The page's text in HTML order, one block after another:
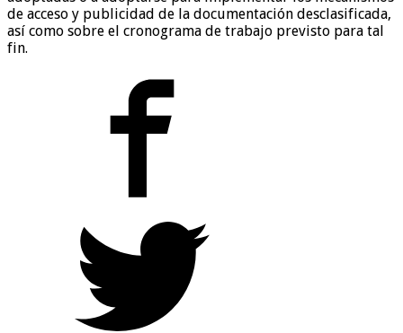
de acceso y publicidad de la documentación desclasificada,
así como sobre el cronograma de trabajo previsto para tal
fin.